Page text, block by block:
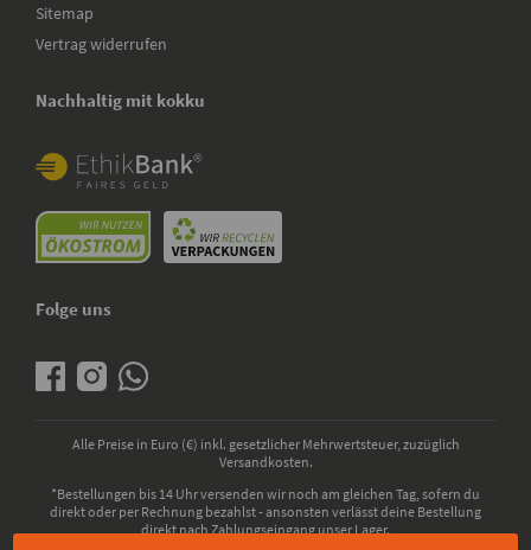
Sitemap
Vertrag widerrufen
Nachhaltig mit kokku
Folge uns
Alle Preise in Euro (€) inkl. gesetzlicher Mehrwertsteuer, zuzüglich
Versandkosten.
*Bestellungen bis 14 Uhr versenden wir noch am gleichen Tag, sofern du
direkt oder per Rechnung bezahlst - ansonsten verlässt deine Bestellung
direkt nach Zahlungseingang unser Lager.